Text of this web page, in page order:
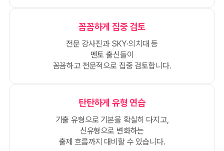
꼼꼼하게 집중 검토
전문 강사진과 SKY·의치대 등
멘토 출신들이
꼼꼼하고 전문적으로 집중 검토합니다.
탄탄하게 유형 연습
기출 유형으로 기본을 확실히 다지고,
신유형으로 변화하는
출제 흐름까지 대비할 수 있습니다.